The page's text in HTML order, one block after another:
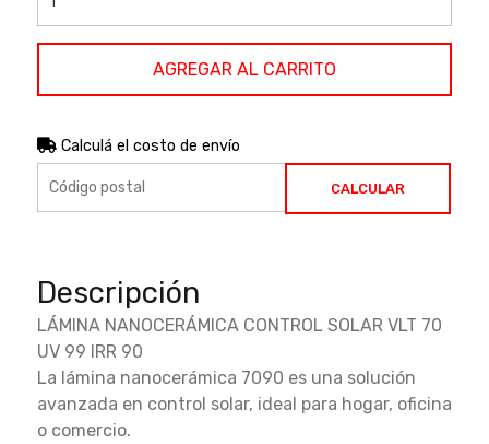
AGREGAR AL CARRITO
Calculá el costo de envío
CALCULAR
Descripción
LÁMINA NANOCERÁMICA CONTROL SOLAR VLT 70
UV 99 IRR 90
La lámina nanocerámica 7090 es una solución
avanzada en control solar, ideal para hogar, oficina
o comercio.